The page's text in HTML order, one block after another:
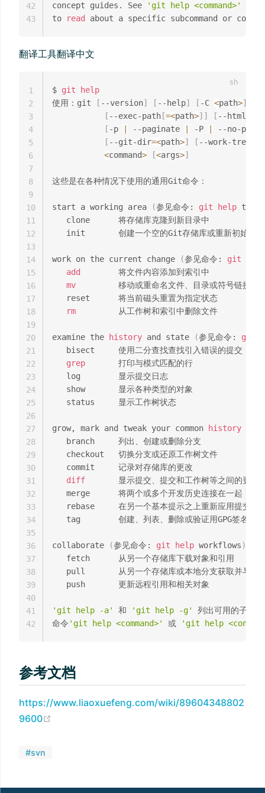
concept guides. See
'git help <command>'
to
read
42
43
翻译工具翻译中文
$ git
help
使用：git
[ --version] [ --help] [ -C <path>]
[ --exec-path [=<path>] ] [ --html-
[ -p --paginate -P
--no-pager
[ --git-dir=<path>] [ --work-tree
<command> [<args>]
这些是在各种情况下使用的通用Git命令：
start a working area (参见命令: git help
   clone      将存储库克隆到新目录中
init       创建一个空的Git存储库或重新初始化
work on the current change (参见命令: git
add
        将文件内容添加到索引中
mv
         移动或重命名文件、目录或符号链接
   reset      将当前磁头重置为指定状态
rm
         从工作树和索引中删除文件
examine the history and state (参见命令: git
   bisect     使用二分查找查找引入错误的提交
grep
       打印与模式匹配的行
   log        显示提交日志
   show       显示各种类型的对象
   status     显示工作树状态
grow, mark and tweak your common
history
   branch     列出、创建或删除分支
   checkout   切换分支或还原工作树文件
   commit     记录对存储库的更改
diff
       显示提交、提交和工作树等之间的更改
   merge      将两个或多个开发历史连接在一起
   rebase     在另一个基本提示之上重新应用提交
tag        创建、列表、删除或验证用GPG签名的
collaborate (参见命令: git help workflows)
   fetch      从另一个存储库下载对象和引用
pull       从另一个存储库或本地分支获取并与之
   push       更新远程引用和相关对象
'git help -a' 和 'git help -g'
列出可用的子命
命令 'git help <command>' 或 'git help
1
2
3
4
5
6
7
8
9
10
11
12
13
14
15
16
17
18
19
20
21
22
23
24
25
26
27
28
29
30
31
32
33
34
35
36
37
38
39
40
41
42
参考文档
https://www.liaoxuefeng.com/wiki/89604348802
9600
#svn